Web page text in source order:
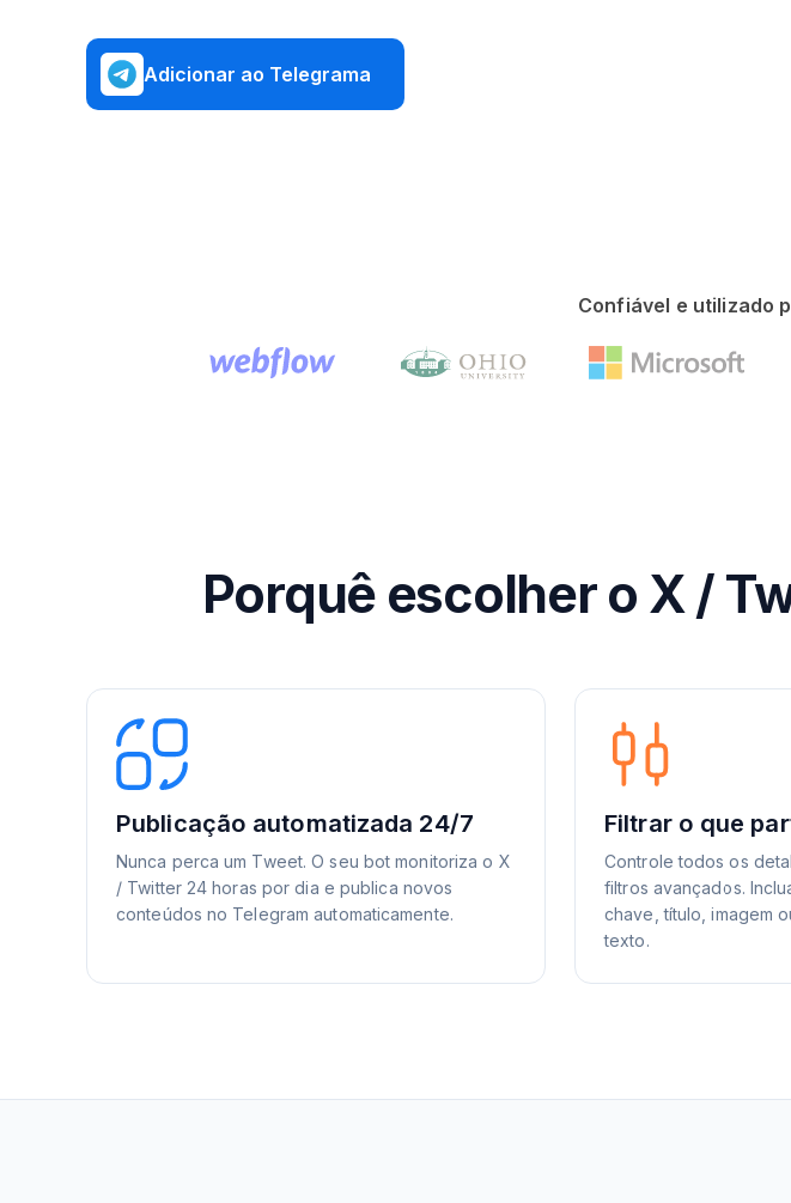
Adicionar ao Telegrama
Confiável e utilizado
Porquê escolher o X /
Publicação automatizada 24/7
Nunca perca um Tweet. O seu bot monitoriza o X
/ Twitter 24 horas por dia e publica novos
conteúdos no Telegram automaticamente.
Filtrar o que
Controle todos os
filtros avançados.
chave, título, imagem
texto.